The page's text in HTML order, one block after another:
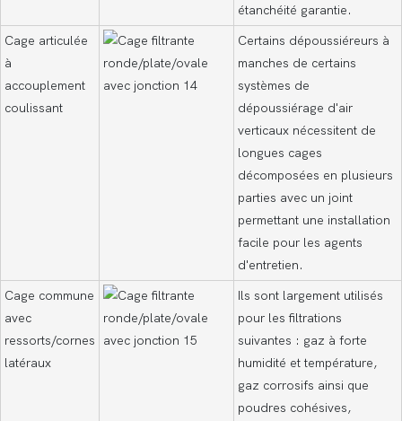
étanchéité garantie.
Cage articulée
à
accouplement
coulissant
Certains dépoussiéreurs à
manches de certains
systèmes de
dépoussiérage d'air
verticaux nécessitent de
longues cages
décomposées en plusieurs
parties avec un joint
permettant une installation
facile pour les agents
d'entretien.
Cage commune
avec
ressorts/cornes
latéraux
Ils sont largement utilisés
pour les filtrations
suivantes : gaz à forte
humidité et température,
gaz corrosifs ainsi que
poudres cohésives,